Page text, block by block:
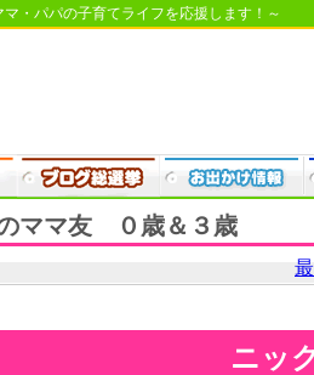
・パパの子育てライフを応援します！～
ママ友 ０歳＆３歳
ニッ